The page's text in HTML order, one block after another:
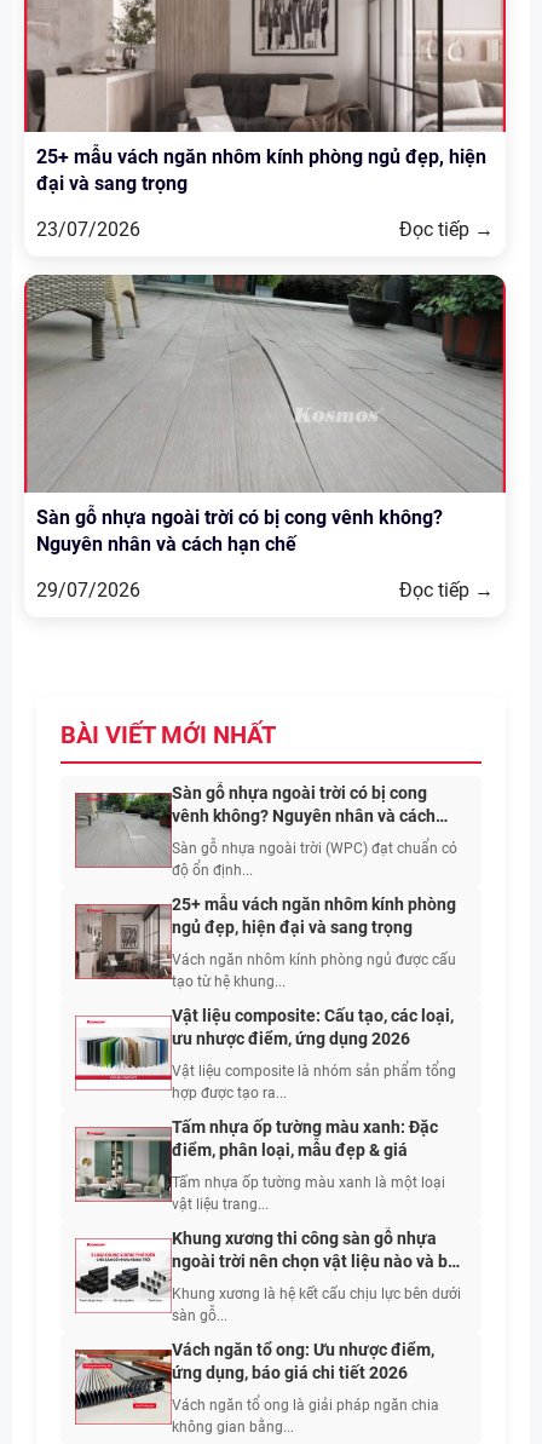
25+ mẫu vách ngăn nhôm kính phòng ngủ đẹp, hiện
đại và sang trọng
23/07/2026
Đọc tiếp →
Sàn gỗ nhựa ngoài trời có bị cong vênh không?
Nguyên nhân và cách hạn chế
29/07/2026
Đọc tiếp →
BÀI VIẾT MỚI NHẤT
Sàn gỗ nhựa ngoài trời có bị cong
vênh không? Nguyên nhân và cách
hạn chế
Sàn gỗ nhựa ngoài trời (WPC) đạt chuẩn có
độ ổn định...
25+ mẫu vách ngăn nhôm kính phòng
ngủ đẹp, hiện đại và sang trọng
Vách ngăn nhôm kính phòng ngủ được cấu
tạo từ hệ khung...
Vật liệu composite: Cấu tạo, các loại,
ưu nhược điểm, ứng dụng 2026
Vật liệu composite là nhóm sản phẩm tổng
hợp được tạo ra...
Tấm nhựa ốp tường màu xanh: Đặc
điểm, phân loại, mẫu đẹp & giá
Tấm nhựa ốp tường màu xanh là một loại
vật liệu trang...
Khung xương thi công sàn gỗ nhựa
ngoài trời nên chọn vật liệu nào và bố
trí khoảng cách bao nhiêu?
Khung xương là hệ kết cấu chịu lực bên dưới
sàn gỗ...
Vách ngăn tổ ong: Ưu nhược điểm,
ứng dụng, báo giá chi tiết 2026
Vách ngăn tổ ong là giải pháp ngăn chia
không gian bằng...